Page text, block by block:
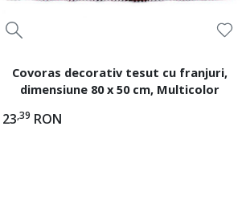
Covoras decorativ tesut cu franjuri,
dimensiune 80 x 50 cm, Multicolor
23,39 RON